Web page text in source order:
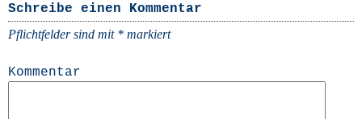
Schreibe einen Kommentar
Pflichtfelder sind mit * markiert
Kommentar